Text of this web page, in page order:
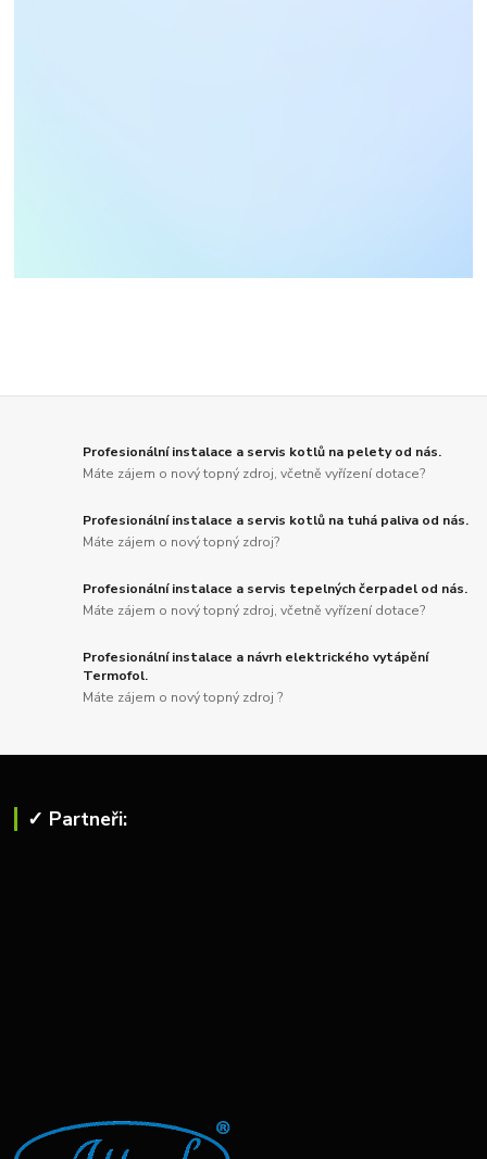
Profesionální instalace a servis kotlů na pelety od nás.
Máte zájem o nový topný zdroj, včetně vyřízení dotace?
Profesionální instalace a servis kotlů na tuhá paliva od nás.
Máte zájem o nový topný zdroj?
Profesionální instalace a servis tepelných čerpadel od nás.
Máte zájem o nový topný zdroj, včetně vyřízení dotace?
Profesionální instalace a návrh elektrického vytápění
Termofol.
Máte zájem o nový topný zdroj ?
✓ Partneři: